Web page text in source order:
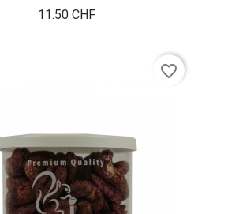
11.50 CHFPrix
favorite_border